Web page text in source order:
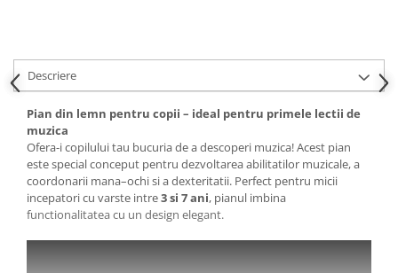
Descriere
Pian din lemn pentru copii – ideal pentru primele lectii de
muzica
Ofera-i copilului tau bucuria de a descoperi muzica! Acest pian
este special conceput pentru dezvoltarea abilitatilor muzicale, a
coordonarii mana–ochi si a dexteritatii. Perfect pentru micii
incepatori cu varste intre3 si 7 ani, pianul imbina
functionalitatea cu un design elegant.